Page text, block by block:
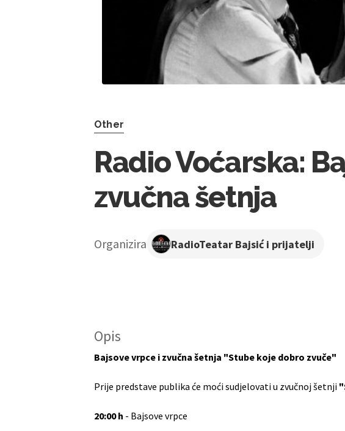
Other
Radio Voćarska:
zvučna šetnja
Organizira RadioTeatar Bajsić i prijatelji
Opis
Bajsove vrpce i zvučna šetnja "Stube koje dobro zvuče"
Prije predstave publika će moći sudjelovati u zvučnoj šetnji
20:00 h - Bajsove vrpce